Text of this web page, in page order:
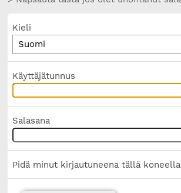
Kieli
Käyttäjätunnus
Salasana
Pidä minut kirjautuneena tällä koneella